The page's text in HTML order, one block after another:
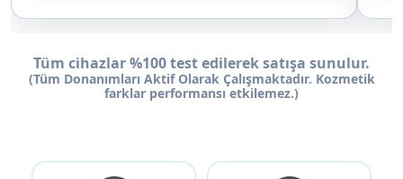
Tüm cihazlar %100 test edilerek satışa sunulur.
(Tüm Donanımları Aktif Olarak Çalışmaktadır. Kozmetik
farklar performansı etkilemez.)